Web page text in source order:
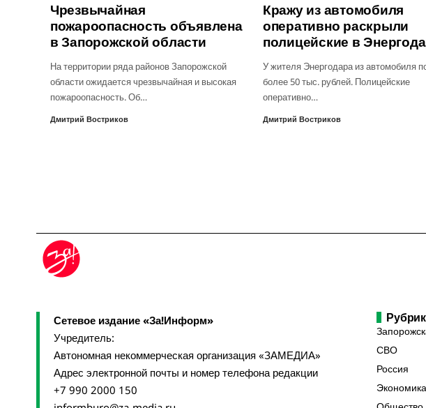
Чрезвычайная
пожароопасность объявлена
в Запорожской области
На территории ряда районов Запорожской
области ожидается чрезвычайная и высокая
пожароопасность. Об…
Дмитрий Востриков
Кражу из автомобиля
оперативно раскрыли
полицейские в
У жителя Энергодара из автомобиля
более 50 тыс. рублей. Полицейские
оперативно…
Дмитрий Востриков
Сетевое издание «За!Информ»
Учредитель:
Автономная некоммерческая организация «ЗАМЕДИА»
Адрес электронной почты и номер телефона редакции
+7 990 2000 150
СВО
Россия
Экономика